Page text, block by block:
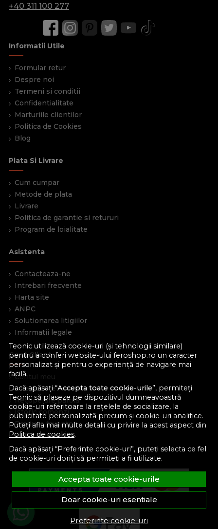
Teonic utilizează cookie-uri (și tehnologii similare)
pentru a conferi website-ului feroshop.ro un caracter
personalizat și pentru o experiență de navigare mai
facilă.
Dacă apăsați “Accepta toate cookie-urile”, permiteți
Teonic să plaseze pe dispozitivul dumneavoastră
cookie-uri referitoare la rețelele de socializare, la
publicitate personalizată precum și cookie-uri analitice.
Puteți afla mai multe detalii cu privire la acest aspect din
Politica de cookies.
Dacă apăsați “Preferinte cookie-uri”, puteți selecta ce fel
de cookie-uri doriți să permiteți a fi utilizate.
Accepta toate cookie-urile
Doar cookie-uri esentiale
Preferinte cookie-uri
+40 311 100 277
Informatii Utile
Formular retur
Despre noi
Termeni si conditii
Confidentialitate
Marturiile clientilor
Politica de Cookies
Blog
Plata Si Livrare
Cum cumpar
Metode de plata
Livrare
Politica de garantie si retururi
Program de loialitate
Asistenta
Contacteaza-ne
Intrebari frecvente
Harta site
ANPC
Solutionarea litigiilor
Informatii legale
Cont Client
Contul meu
Inregistrare
Recuperare parola
Istoric comenzi
Produse favorite
Devino partener